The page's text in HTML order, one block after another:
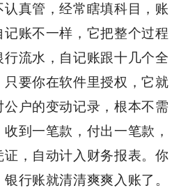
真管，经常瞎填科目，账
账不一样，它把整个过程
流水，自记账跟十几个全
只要你在软件里授权，它就
户的变动记录，根本不需
到一笔款，付出一笔款，
，自动计入财务报表。你
行账就清清爽爽入账了。